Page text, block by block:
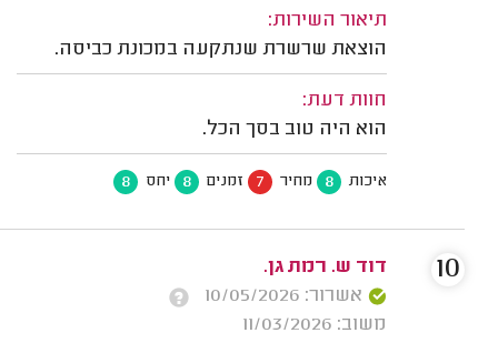
תיאור השירות:
הוצאת שרשרת שנתקעה במכונת כביסה.
חוות דעת:
הוא היה טוב בסך הכל.
איכות 8 מחיר 7 זמנים 8 יחס 8
דוד ש. רמת גן.
אשרור: 10/05/2026
משוב: 11/03/2026
10